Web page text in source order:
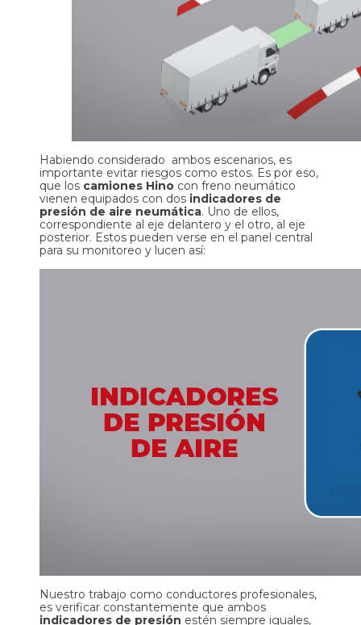
Habiendo considerado ambos escenarios, es
importante evitar riesgos como estos. Es por eso,
que los camiones Hino con freno neumático
vienen equipados con dos indicadores de
presión de aire neumática. Uno de ellos,
correspondiente al eje delantero y el otro, al eje
posterior. Estos pueden verse en el panel central
para su monitoreo y lucen así:
Nuestro trabajo como conductores profesionales,
es verificar constantemente que ambos
indicadores de presión estén siempre iguales,